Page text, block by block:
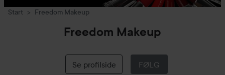
Start Freedom Makeup
Freedom Makeup
Se profilside FØLG